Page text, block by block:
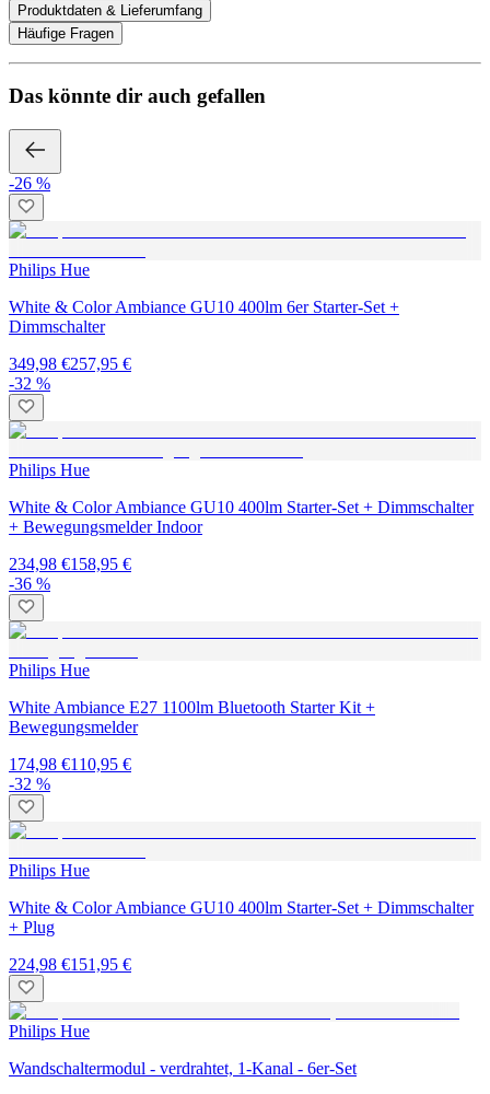
Produktdaten & Lieferumfang
Häufige Fragen
Das könnte dir auch gefallen
-26 %
Philips Hue
White & Color Ambiance GU10 400lm 6er Starter-Set +
Dimmschalter
349,98 €257,95 €
-32 %
Philips Hue
White & Color Ambiance GU10 400lm Starter-Set + Dimmschalter
+ Bewegungsmelder Indoor
234,98 €158,95 €
-36 %
Philips Hue
White Ambiance E27 1100lm Bluetooth Starter Kit +
Bewegungsmelder
174,98 €110,95 €
-32 %
Philips Hue
White & Color Ambiance GU10 400lm Starter-Set + Dimmschalter
+ Plug
224,98 €151,95 €
Philips Hue
Wandschaltermodul - verdrahtet, 1-Kanal - 6er-Set